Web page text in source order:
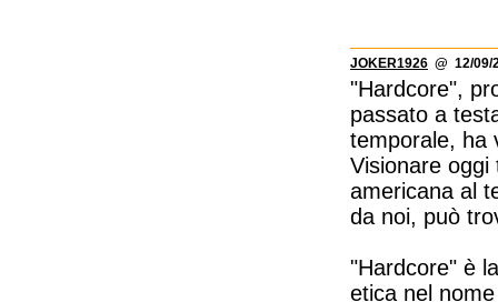
JOKER1926 @ 12/09/
"Hardcore",
passato a
temporale, ha
Visionare
americana al
da noi, può
"Hardcore" è
etica nel